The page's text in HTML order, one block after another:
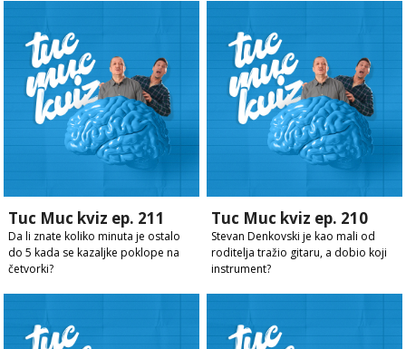
Tuc Muc kviz ep. 211
Da li znate koliko minuta je ostalo
do 5 kada se kazaljke poklope na
četvorki?
Tuc Muc kviz ep. 210
Stevan Denkovski je kao mali od
roditelja tražio gitaru, a dobio koji
instrument?